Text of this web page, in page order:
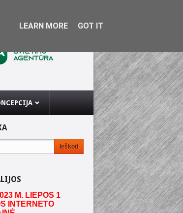
M. LIEPOS 1
INTERNETO
LEARN MORE GOT IT